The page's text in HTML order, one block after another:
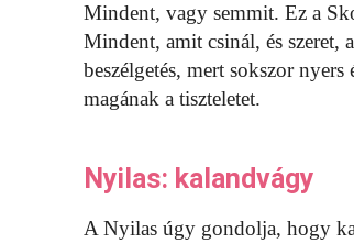
Mindent, vagy semmit. Ez a
Mindent, amit csinál, és szeret,
beszélgetés, mert sokszor
magának a tiszteletet.
Nyilas: kalandvágy
A Nyilas úgy gondolja, hogy